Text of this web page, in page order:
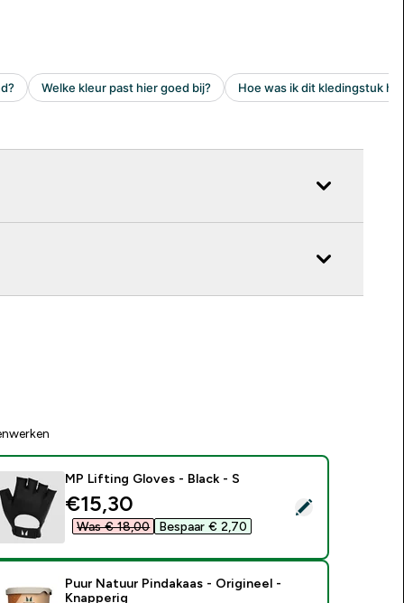
Selecteer dit product - MP Lifting Gloves - Black - S
MP Lifting Gloves - Black - S
discounted price
€15,30‎
Was € 18,00‎ Bespaar € 2,70‎
Puur Natuur Pindakaas - Origineel -
Knapperig